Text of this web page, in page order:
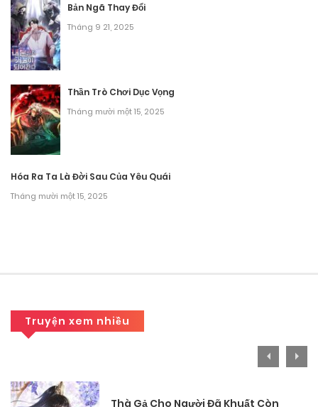
Bản Ngã Thay Đổi
Tháng 9 21, 2025
Thần Trò Chơi Dục Vọng
Tháng mười một 15, 2025
Hóa Ra Ta Là Đời Sau Của Yêu Quái
Tháng mười một 15, 2025
Truyện xem nhiều
Thà Gả Cho Người Đã Khuất Còn